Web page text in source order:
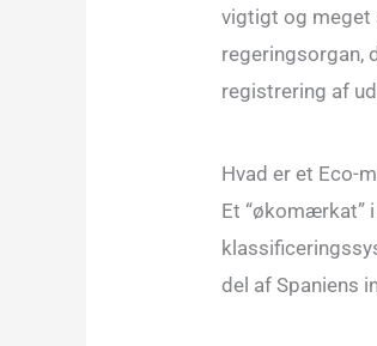
vigtigt og
regeringsorgan,
registrering af
Hvad er et Eco-
Et “økomærkat”
del af Spaniens